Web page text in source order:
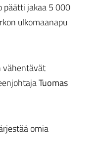
päätti jakaa 5 000
ulkomaanapu
vähentävät
Tuomas
omia